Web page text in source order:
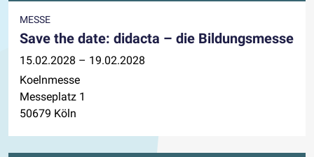
MESSE
Save the date: didacta – die Bildungsmesse
15.02.2028 – 19.02.2028
Koelnmesse
Messeplatz 1
50679 Köln